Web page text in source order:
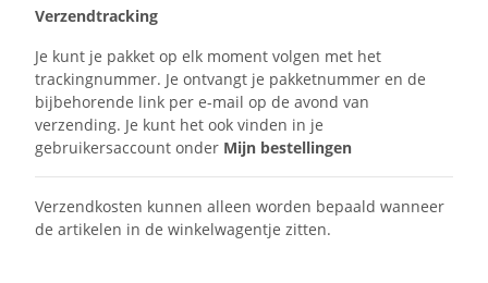
Verzendtracking
Je kunt je pakket op elk moment volgen met het
trackingnummer. Je ontvangt je pakketnummer en de
bijbehorende link per e-mail op de avond van
verzending. Je kunt het ook vinden in je
gebruikersaccount onder Mijn bestellingen
Verzendkosten kunnen alleen worden bepaald wanneer
de artikelen in de winkelwagentje zitten.